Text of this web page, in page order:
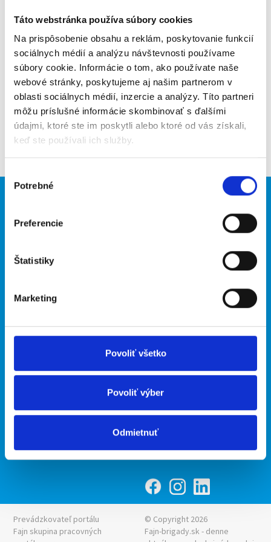
Táto webstránka používa súbory cookies
Na prispôsobenie obsahu a reklám, poskytovanie funkcií
sociálnych médií a analýzu návštevnosti používame
súbory cookie. Informácie o tom, ako používate naše
webové stránky, poskytujeme aj našim partnerom v
oblasti sociálnych médií, inzercie a analýzy. Títo partneri
môžu príslušné informácie skombinovať s ďalšími
údajmi, ktoré ste im poskytli alebo ktoré od vás získali,
keď ste používali ich služby.
súhlasu
Potrebné
Preferencie
Štatistiky
Marketing
Povoliť všetko
Povoliť výber
Odmietnuť
Upozorniť na inzerát
Pridať do obľúbených
Späť
Nové brigády
O nás
Podmienky
Upraviť predvoľby cookies
údajov
Naše ďalšie projekty
Fajn Brigády
Ponuka práce z celej ČR
mobilná aplikácia
Ponuka brigády z celej ČR
Prevádzkovateľ portálu
Fajn skupina pracovných
© Copyright 2026
Fajn-brigady.sk - denne